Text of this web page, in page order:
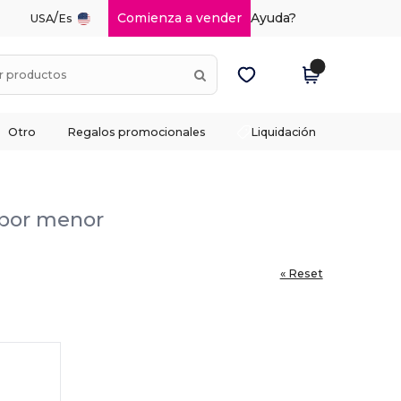
USA/Es Comienza a vender Ayuda?
Otro Regalos promocionales Liquidación
menor
« Reset